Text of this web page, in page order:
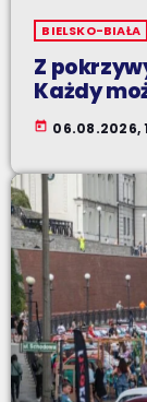
BIELSKO-BIAŁA
Z
Każdy
today 06.08.2026,